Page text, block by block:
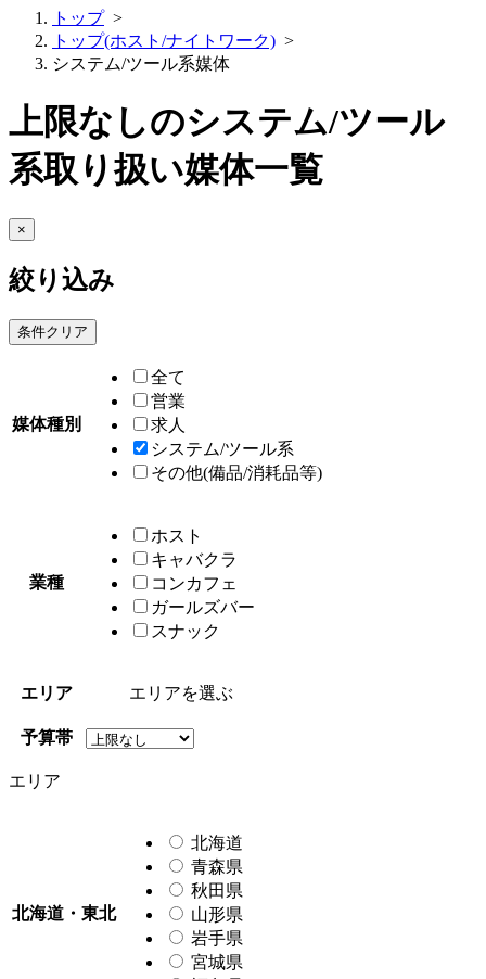
トップ >
トップ(ホスト/ナイトワーク) >
システム/ツール系媒体
上限なしのシステム/ツール
系取り扱い媒体一覧
×
絞り込み
条件クリア
媒体種別
全て
営業
求人
システム/ツール系
その他(備品/消耗品等)
業種
ホスト
キャバクラ
コンカフェ
ガールズバー
スナック
エリア エリアを選ぶ
予算帯
エリア
北海道・東北
北海道
青森県
秋田県
山形県
岩手県
宮城県